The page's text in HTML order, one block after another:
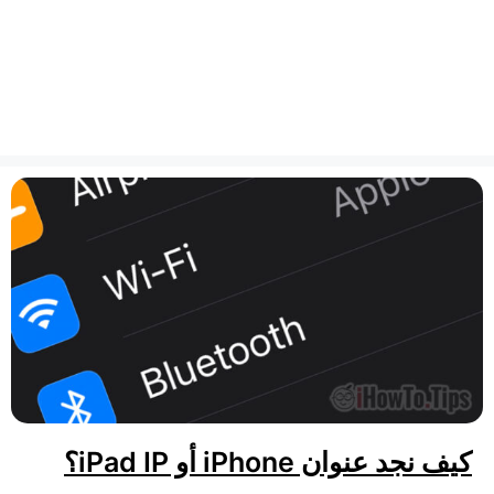
كيف نجد عنوان iPhone أو iPad IP؟